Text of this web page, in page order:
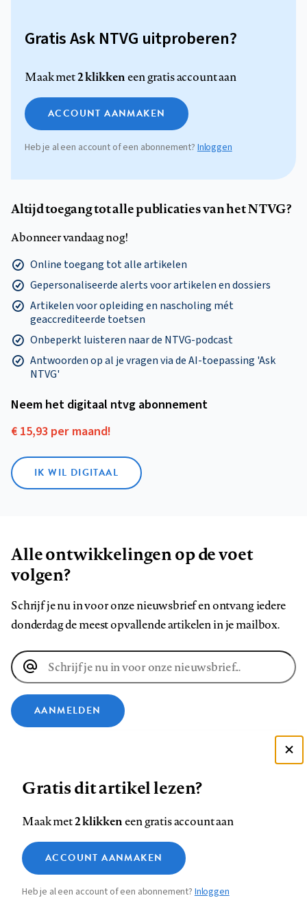
Gratis Ask NTVG uitproberen?
Maak met2 klikkeneen gratis account aan
ACCOUNT AANMAKEN
Heb je al een account of een abonnement?Inloggen
Altijd toegang tot alle publicaties van het NTVG?
Abonneer vandaag nog!
Online toegang tot alle artikelen
Gepersonaliseerde alerts voor artikelen en dossiers
Artikelen voor opleiding en nascholing mét
geaccrediteerde toetsen
Onbeperkt luisteren naar de NTVG-podcast
Antwoorden op al je vragen via de AI-toepassing 'Ask
NTVG'
Neem het digitaal ntvg abonnement
€ 15,93 per maand!
IK WIL DIGITAAL
Alle ontwikkelingen op de voet
volgen?
Schrijf je nu in voor onze nieuwsbrief en ontvang iedere
donderdag de meest opvallende artikelen in je mailbox.
E-
mailadres
AANMELDEN
ons
op
Facebook
ons
op
LinkedIn
ons
op
Bluesky
ons
op
Instagram
ons
op
YouTube
ons
Footer
navigation
Contact Colofon Disclaimer Privacy
Medische vragen verdienen
betrouwbare antwoorden
Gratis dit artikel lezen?
Maak met2 klikkeneen gratis account aan
ACCOUNT AANMAKEN
Heb je al een account of een abonnement?Inloggen
Zie onze cookie policy
Analytische cookies
Marketing cookies